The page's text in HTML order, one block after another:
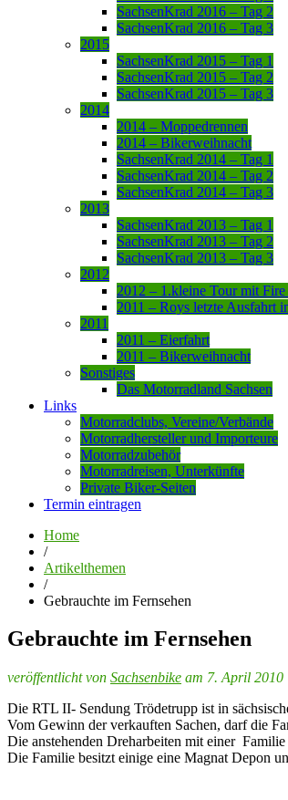
SachsenKrad 2016 – Tag 2
SachsenKrad 2016 – Tag 3
2015
SachsenKrad 2015 – Tag 1
SachsenKrad 2015 – Tag 2
SachsenKrad 2015 – Tag 3
2014
2014 – Moppedrennen
2014 – Bikerweihnacht
SachsenKrad 2014 – Tag 1
SachsenKrad 2014 – Tag 2
SachsenKrad 2014 – Tag 3
2013
SachsenKrad 2013 – Tag 1
SachsenKrad 2013 – Tag 2
SachsenKrad 2013 – Tag 3
2012
2012 – 1.kleine Tour mit
2011 – Roys letzte Ausfahrt
2011
2011 – Eierfahrt
2011 – Bikerweihnacht
Sonstiges
Das Motorradland Sachsen
Links
Motorradclubs, Vereine/Verbände
Motorradhersteller und Importeure
Motorradzubehör
Motorradreisen, Unterkünfte
Private Biker-Seiten
Termin eintragen
Home
/
Artikelthemen
/
Gebrauchte im Fernsehen
Gebrauchte im Fernsehen
veröffentlicht von Sachsenbike am 7. April 2010
Die RTL II- Sendung Trödetrupp ist in
Vom Gewinn der verkauften Sachen, darf die
Die anstehenden Dreharbeiten mit einer
Die Familie besitzt einige eine Magnat Depon